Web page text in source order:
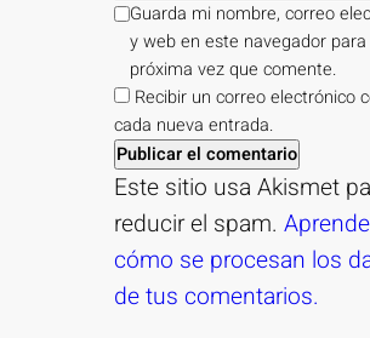
Guarda mi nombre, correo
y web en este navegador para
próxima vez que comente.
Recibir un correo electrónico
cada nueva entrada.
Este sitio usa Akismet
reducir el spam.Aprende
cómo se procesan los
de tus comentarios.